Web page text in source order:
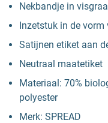
Nekbandje in
Inzetstuk in de vorm
Satijnen etiket aan
Neutraal maatetiket
Materiaal: 70%
polyester
Merk: SPREAD